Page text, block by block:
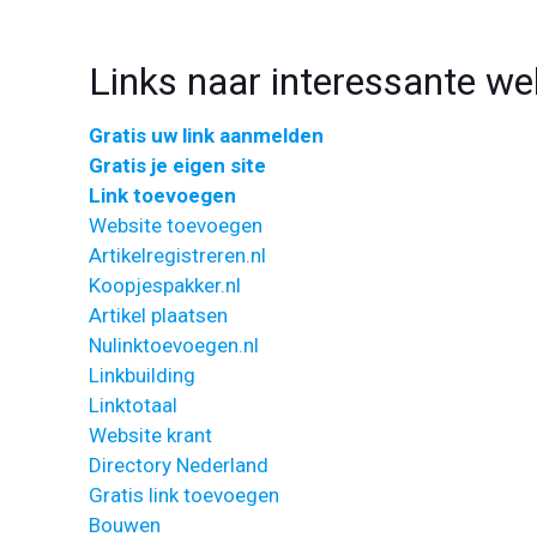
Links naar interessante
Gratis uw link aanmelden
Gratis je eigen site
Link toevoegen
Website toevoegen
Artikelregistreren.nl
Koopjespakker.nl
Artikel plaatsen
Nulinktoevoegen.nl
Linkbuilding
Linktotaal
Website krant
Directory Nederland
Gratis link toevoegen
Bouwen